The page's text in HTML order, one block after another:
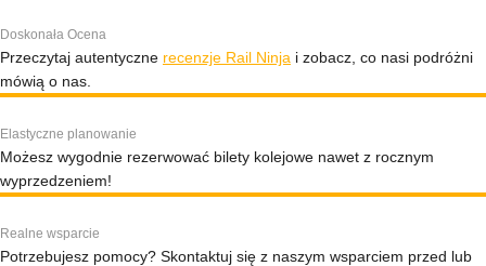
Doskonała Ocena
Przeczytaj autentyczne recenzje Rail Ninja i zobacz, co nasi podróżni
mówią o nas.
Elastyczne planowanie
Możesz wygodnie rezerwować bilety kolejowe nawet z rocznym
wyprzedzeniem!
Realne wsparcie
Potrzebujesz pomocy? Skontaktuj się z naszym wsparciem przed lub